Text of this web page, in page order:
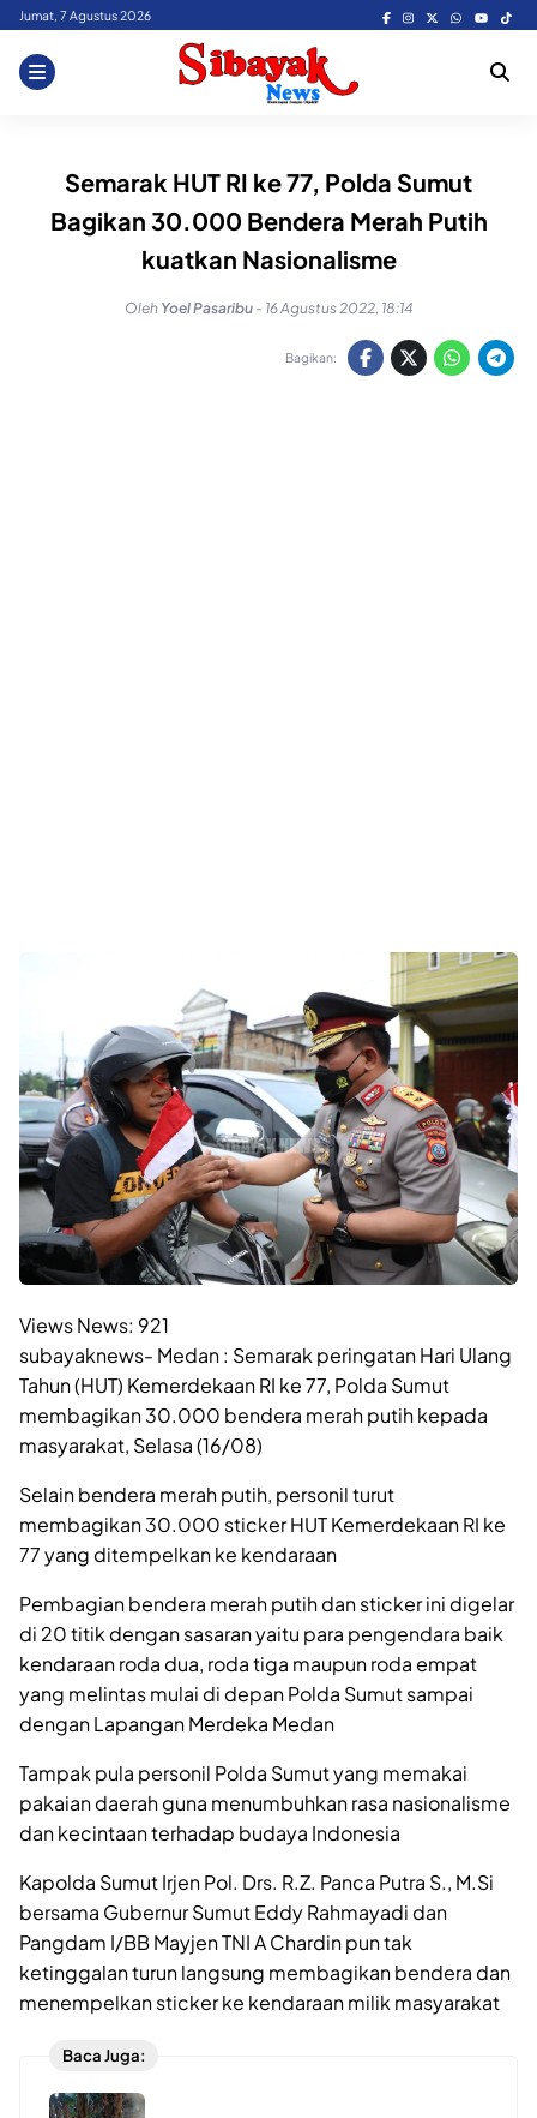
Skip
content
Jumat, 7 Agustus 2026
Semarak HUT RI ke 77, Polda Sumut
Bagikan 30.000 Bendera Merah Putih
kuatkan Nasionalisme
Oleh Yoel Pasaribu - 16 Agustus 2022, 18:14
Bagikan:
Views News: 921
subayaknews- Medan : Semarak peringatan Hari Ulang
Tahun (HUT) Kemerdekaan RI ke 77, Polda Sumut
membagikan 30.000 bendera merah putih kepada
masyarakat, Selasa (16/08)
Selain bendera merah putih, personil turut
membagikan 30.000 sticker HUT Kemerdekaan RI ke
77 yang ditempelkan ke kendaraan
Pembagian bendera merah putih dan sticker ini digelar
di 20 titik dengan sasaran yaitu para pengendara baik
kendaraan roda dua, roda tiga maupun roda empat
yang melintas mulai di depan Polda Sumut sampai
dengan Lapangan Merdeka Medan
Tampak pula personil Polda Sumut yang memakai
pakaian daerah guna menumbuhkan rasa nasionalisme
dan kecintaan terhadap budaya Indonesia
Kapolda Sumut Irjen Pol. Drs. R.Z. Panca Putra S., M.Si
bersama Gubernur Sumut Eddy Rahmayadi dan
Pangdam I/BB Mayjen TNI A Chardin pun tak
ketinggalan turun langsung membagikan bendera dan
menempelkan sticker ke kendaraan milik masyarakat
Baca Juga: